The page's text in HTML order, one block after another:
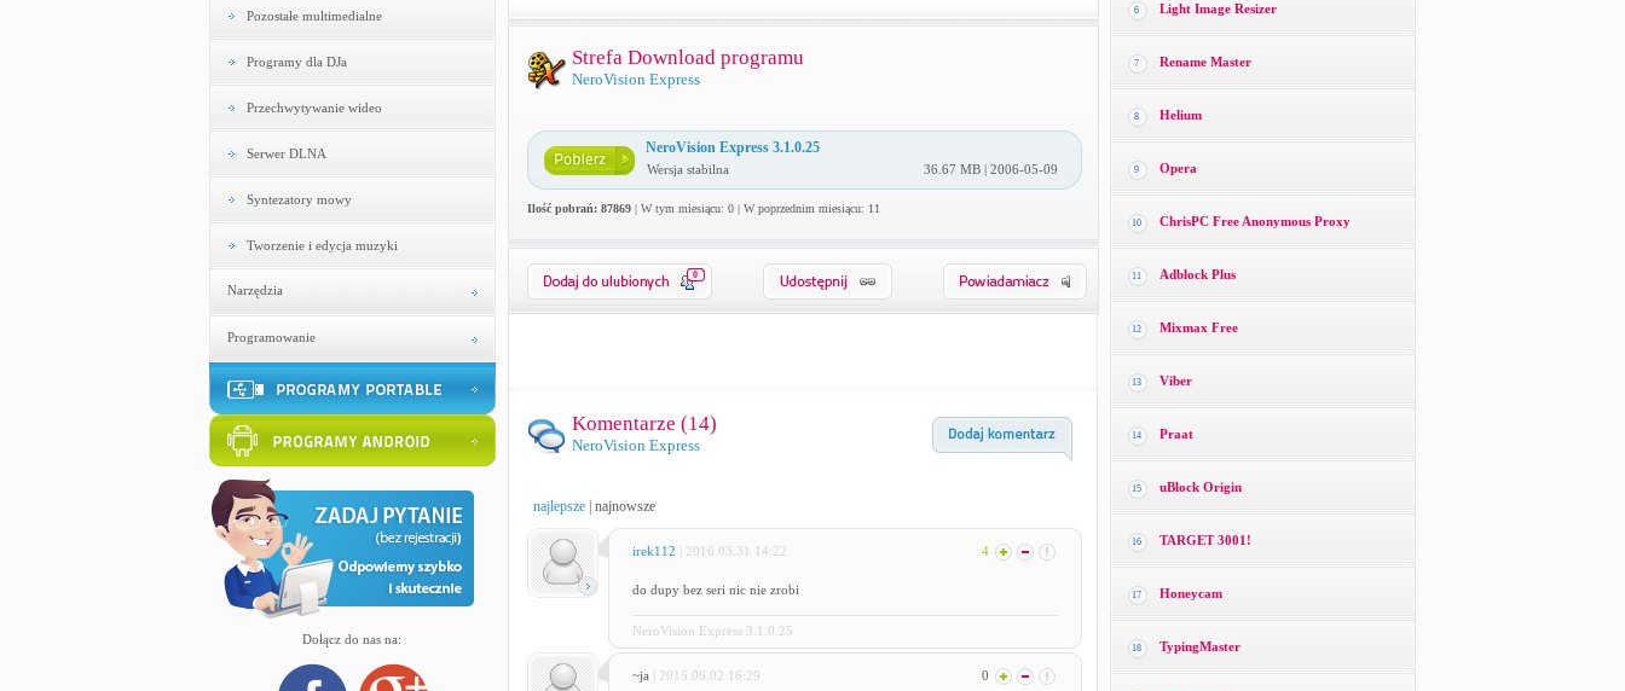
Pozostałe multimedialne
Programy dla DJa
Przechwytywanie wideo
Serwer DLNA
Syntezatory mowy
Tworzenie i edycja muzyki
Narzędzia
Programowanie
Dołącz do nas na:
Strefa Download programu
NeroVision Express
NeroVision Express 3.1.0.25
Wersja stabilna 36.67 MB | 2006-05-09
Ilość pobrań: 87869| W tym miesiącu: 0 | W poprzednim miesiącu: 11
0
Komentarze (14)
NeroVision Express
najlepsze| najnowsze
irek112 | 2016.03.31 14:22 4
do dupy bez seri nic nie zrobi
NeroVision Express 3.1.0.25
~ja | 2015.06.02 16:29 0
6 Light Image Resizer
7 Rename Master
8 Helium
9 Opera
10 ChrisPC Free Anonymous Proxy
11 Adblock Plus
12 Mixmax Free
13 Viber
14 Praat
15 uBlock Origin
16 TARGET 3001!
17 Honeycam
18 TypingMaster